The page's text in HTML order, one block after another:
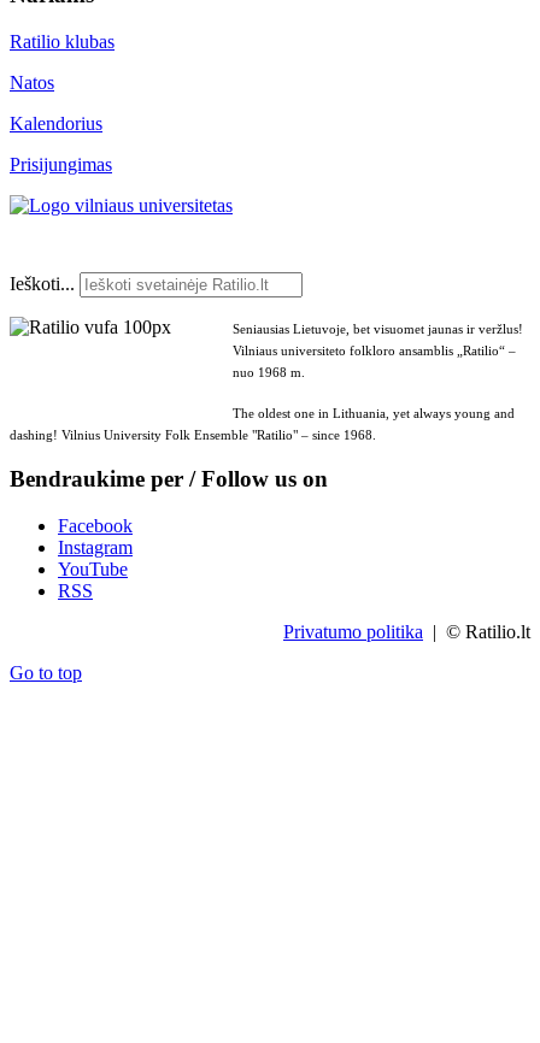
Ratilio klubas
Natos
Kalendorius
Prisijungimas
Ieškoti...
Seniausias Lietuvoje, bet visuomet jaunas ir veržlus!
Vilniaus universiteto folkloro ansamblis „Ratilio“ –
nuo 1968 m.
The oldest one in Lithuania, yet always young and
dashing! Vilnius University Folk Ensemble "Ratilio" – since 1968.
Bendraukime per / Follow us on
Facebook
Instagram
YouTube
RSS
Privatumo politika | © Ratilio.lt
Go to top